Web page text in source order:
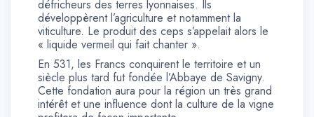
défricheurs des terres lyonnaises. Ils
développèrent l’agriculture et notamment la
viticulture. Le produit des ceps s’appelait alors le
« liquide vermeil qui fait chanter ».
En 531, les Francs conquirent le territoire et un
siècle plus tard fut fondée l’Abbaye de Savigny.
Cette fondation aura pour la région un très grand
intérêt et une influence dont la culture de la vigne